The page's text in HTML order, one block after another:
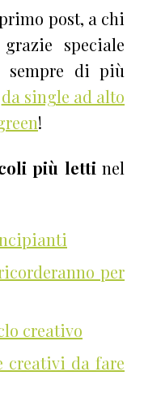
post, a chi
speciale
sempre di più
da single ad alto
!
più letti nel
per
creativo
creativi da fare